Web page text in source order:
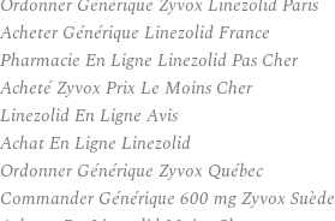
Acheter Générique Linezolid France
Pharmacie En Ligne Linezolid Pas Cher
Acheté Zyvox Prix Le Moins Cher
Linezolid En Ligne Avis
Achat En Ligne Linezolid
Ordonner Générique Zyvox Québec
Commander Générique 600 mg Zyvox Suède